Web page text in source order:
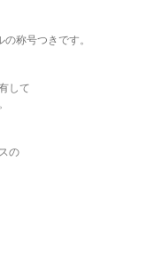
称号つきです。
して
の